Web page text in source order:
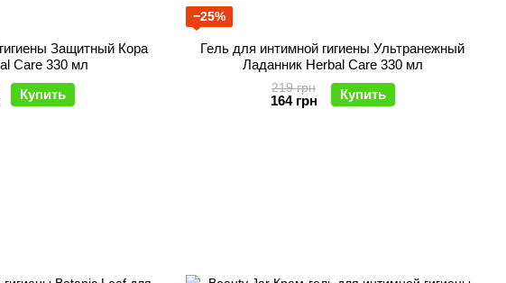
Защитный Кора
Care 330 мл
Купить
−25%
Гель для интимной гигиены Ультранежный
Ладанник Herbal Care 330 мл
219 грн
164 грн Купить